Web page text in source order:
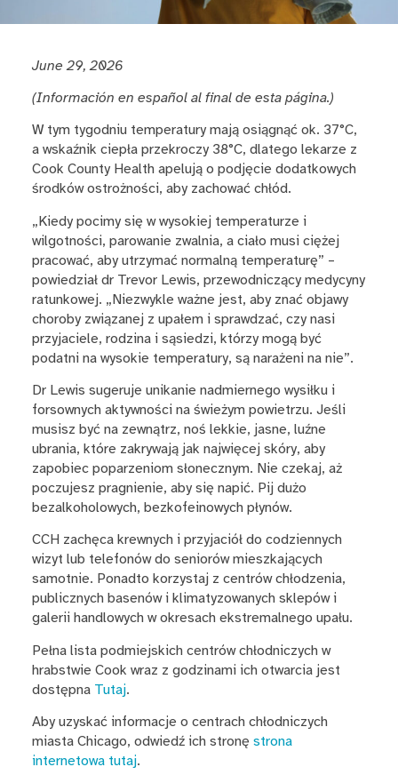
June 29, 2026
(Información en español al final de esta página.)
W tym tygodniu temperatury mają osiągnąć ok. 37°C,
a wskaźnik ciepła przekroczy 38°C, dlatego lekarze z
Cook County Health apelują o podjęcie dodatkowych
środków ostrożności, aby zachować chłód.
„Kiedy pocimy się w wysokiej temperaturze i
wilgotności, parowanie zwalnia, a ciało musi ciężej
pracować, aby utrzymać normalną temperaturę” –
powiedział dr Trevor Lewis, przewodniczący medycyny
ratunkowej. „Niezwykle ważne jest, aby znać objawy
choroby związanej z upałem i sprawdzać, czy nasi
przyjaciele, rodzina i sąsiedzi, którzy mogą być
podatni na wysokie temperatury, są narażeni na nie”.
Dr Lewis sugeruje unikanie nadmiernego wysiłku i
forsownych aktywności na świeżym powietrzu. Jeśli
musisz być na zewnątrz, noś lekkie, jasne, luźne
ubrania, które zakrywają jak najwięcej skóry, aby
zapobiec poparzeniom słonecznym. Nie czekaj, aż
poczujesz pragnienie, aby się napić. Pij dużo
bezalkoholowych, bezkofeinowych płynów.
CCH zachęca krewnych i przyjaciół do codziennych
wizyt lub telefonów do seniorów mieszkających
samotnie. Ponadto korzystaj z centrów chłodzenia,
publicznych basenów i klimatyzowanych sklepów i
galerii handlowych w okresach ekstremalnego upału.
Pełna lista podmiejskich centrów chłodniczych w
hrabstwie Cook wraz z godzinami ich otwarcia jest
dostępna Tutaj.
Aby uzyskać informacje o centrach chłodniczych
miasta Chicago, odwiedź ich stronę strona
internetowa tutaj.